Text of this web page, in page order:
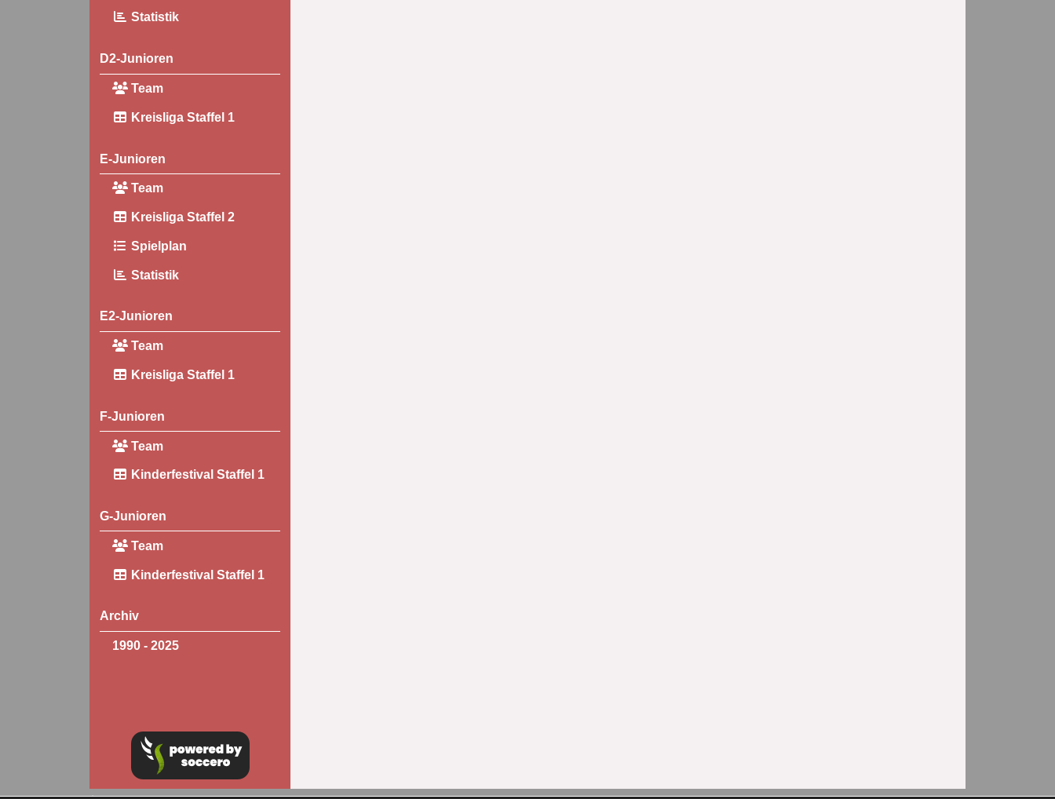
Statistik
D2-Junioren
Team
Kreisliga Staffel 1
E-Junioren
Team
Kreisliga Staffel 2
Spielplan
Statistik
E2-Junioren
Team
Kreisliga Staffel 1
F-Junioren
Team
Kinderfestival Staffel 1
G-Junioren
Team
Kinderfestival Staffel 1
Archiv
1990 - 2025